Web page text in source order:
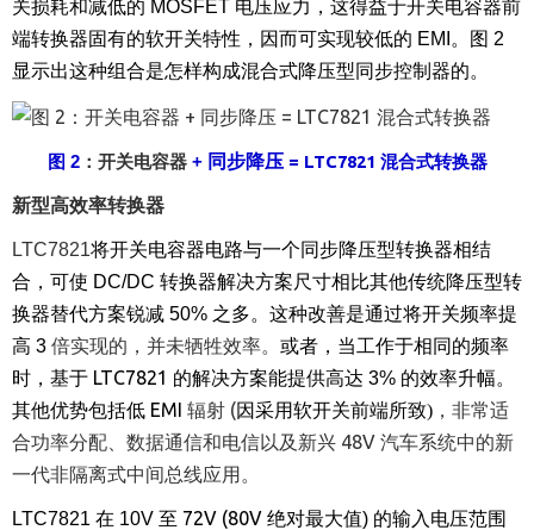
关损耗和减低的 MOSFET 电压应力，这得益于开关电容器前
端转换器固有的软开关特性，因而可实现较低的 EMI 。图 2
显示出这种组合是怎样构成混合式降压型同步控制器的。
图 2：开关电容器+ 同步降压= LTC7821 混合式转换器
新型高效率转换器
LTC7821将开关电容器电路与一个同步降压型转换器相结
合，可使 DC/DC 转换器解决方案尺寸相比其他传统降压型转
换器替代方案锐减 50% 之多。这种改善是通过将开关频率提
高 3 倍实现的，并未牺牲效率。 或者，当工作于相同的频率
时，基于 LTC7821 的解决方案能提供高达 3% 的效率升幅。
其他优势包括低 EMI 辐射 (因采用软开关前端所致) ，非常适
合功率分配、数据通信和电信以及新兴 48V 汽车系统中的新
一代非隔离式中间总线应用。
LTC7821 在 10V 至 72V (80V 绝对最大值) 的输入电压范围